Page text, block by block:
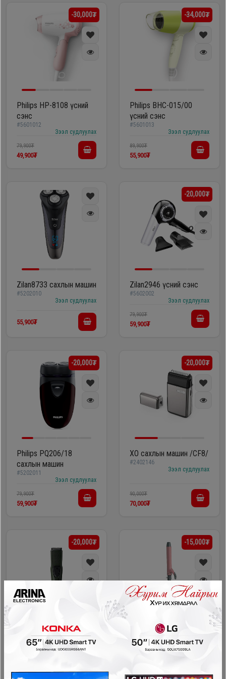
Oppo
Huawei
Чихэвч
Дагалдах
хэрэгсэл
-30,000₮
Philips HP-8108 үсний
сэнс
#5601012
Зээл судлуулах
79,900₮
49,900₮
-34,000₮
Philips BHC-015/00
үсний сэнс
#5601013
Зээл судлуулах
89,900₮
55,900₮
Zilan8733 сахлын машин
#5202010
Зээл судлуулах
55,900₮
-20,000₮
Zilan2946 үсний сэнс
#5602002
Зээл судлуулах
79,900₮
59,900₮
-20,000₮
Philips PQ206/18
сахлын машин
#5202011
Зээл судлуулах
79,900₮
59,900₮
-20,000₮
XO сахлын машин /CF8/
#2402146
Зээл судлуулах
90,000₮
70,000₮
-20,000₮
Philips үсний машин /BT-
1233/14/
#5202006
109,900₮
-15,000₮
XO үсний хайч /CF13/
#5601006
Зээл судлуулах
110,000₮